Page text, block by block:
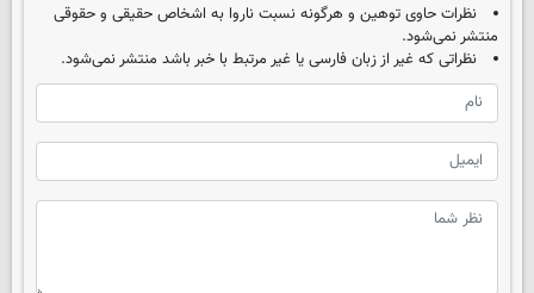
نظرات حاوی توهین و هرگونه نسبت ناروا به اشخاص حقیقی و حقوقی
منتشر نمی‌شود.
نظراتی که غیر از زبان فارسی یا غیر مرتبط با خبر باشد منتشر نمی‌شود.